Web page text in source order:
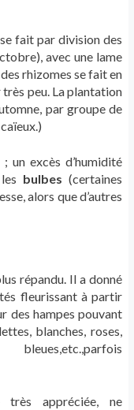
fait par division des
avec une lame
rhizomes se fait en
peu. La plantation
par groupe de
; un excès d’humidité
bulbes (certaines
alors que d’autres
répandu. Il a donné
fleurissant à partir
des hampes pouvant
blanches, roses,
très appréciée, ne